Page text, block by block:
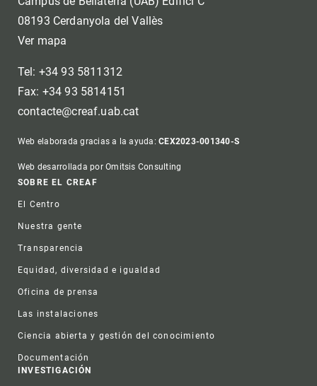
08193 Cerdanyola del Vallès
Ver mapa
Tel: +34 93 5811312
Fax: +34 93 5814151
contacte@creaf.uab.cat
Web elaborada gracias a la ayuda:CEX2023-001340-S
Web desarrollada por Omitsis Consulting
Footer
SOBRE EL CREAF
El Centro
Nuestra gente
Transparencia
Equidad, diversidad e igualdad
Oficina de prensa
Las instalaciones
Ciencia abierta y gestión del conocimiento
Documentación
INVESTIGACIÓN